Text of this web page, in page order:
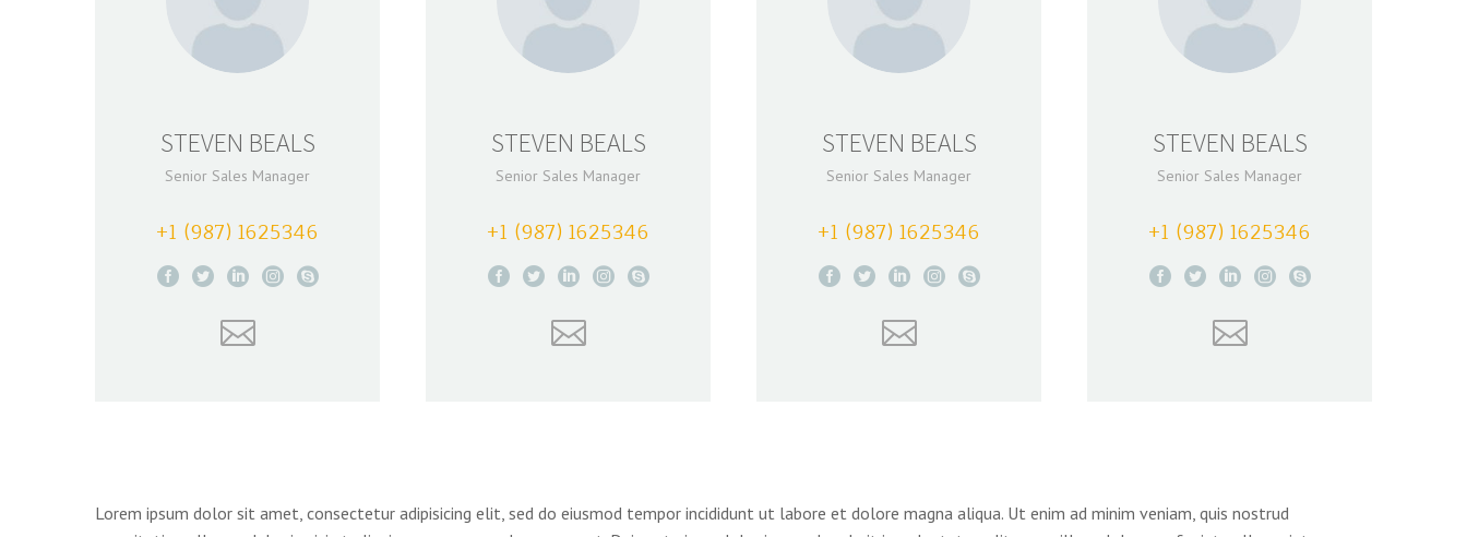
STEVEN BEALS
Senior Sales Manager
+1 (987) 1625346
STEVEN BEALS
Senior Sales Manager
+1 (987) 1625346
STEVEN BEALS
Senior Sales Manager
+1 (987) 1625346
STEVEN BEALS
Senior Sales Manager
+1 (987) 1625346
Lorem ipsum dolor sit amet, consectetur adipisicing elit, sed do eiusmod tempor incididunt ut labore et dolore magna aliqua. Ut enim ad minim veniam, quis nostrud